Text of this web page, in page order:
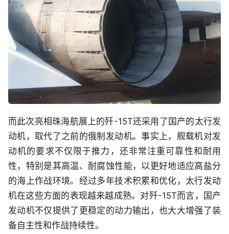
而此次亮相珠海航展上的歼-15T还采用了国产的太行发
动机，取代了之前的俄制发动机。事实上，舰载机对发
动机的要求不仅限于推力，还非常注重可靠性和耐用
性，特别是其高温、耐腐蚀性能，以更好地适应高盐分
的海上作战环境。经过多年技术积累和优化，太行发动
机在这些方面的表现越来越成熟。对歼-15T而言，国产
发动机不仅提供了更稳定的动力输出，也大大增强了装
备自主性和作战持续性。